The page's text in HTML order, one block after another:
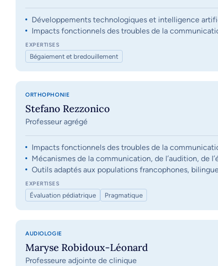
Développements technologiques et intelligence
Impacts fonctionnels des troubles de la
EXPERTISES
Bégaiement et bredouillement
ORTHOPHONIE
Stefano Rezzonico
Professeur agrégé
Impacts fonctionnels des troubles de la
Mécanismes de la communication, de l’audition, de
Outils adaptés aux populations francophones,
EXPERTISES
Évaluation pédiatrique Pragmatique
AUDIOLOGIE
Maryse Robidoux-Léonard
Professeure adjointe de clinique